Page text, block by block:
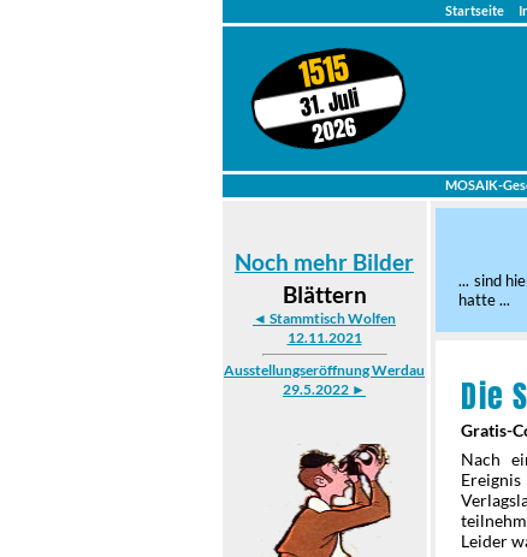
Startseite
1515
31. Juli
2026
MOSAIK-
Noch mehr Bilder
Blättern
◄ Stammtisch Wolfen
12.11.2021
Ausstellungseröffnung Werdau
29.5.2022 ►
... sind
hatte ...
Die
Gratis-
Nach
Leider